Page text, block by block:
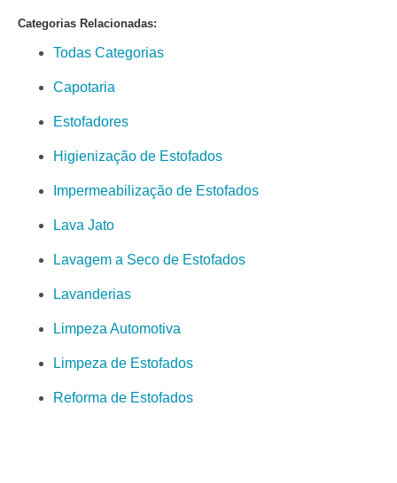
Categorias Relacionadas:
Todas Categorias
Capotaria
Estofadores
Higienização de Estofados
Impermeabilização de Estofados
Lava Jato
Lavagem a Seco de Estofados
Lavanderias
Limpeza Automotiva
Limpeza de Estofados
Reforma de Estofados